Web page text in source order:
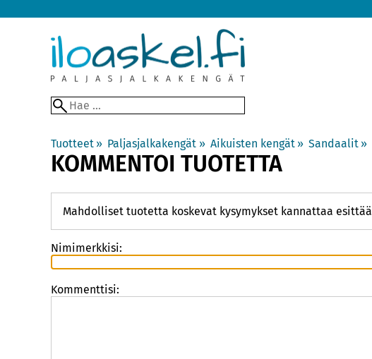
Tuotteet ‪» Paljasjalkakengät ‪» Aikuisten kengät ‪» Sandaalit ‪»
KOMMENTOI TUOTETTA
Mahdolliset tuotetta koskevat kysymykset kannattaa esittää
Nimimerkkisi:
Kommenttisi: